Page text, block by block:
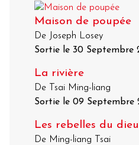
Maison de poupée
De Joseph Losey
Sortie le 30 Septembre
La rivière
De Tsai Ming-liang
Sortie le 09 Septembre
Les rebelles du
De Ming-liang Tsai